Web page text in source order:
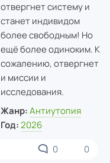
отвергнет систему и
станет индивидом
более свободным! Но
ещё более одиноким. К
сожалению, отвергнет
и миссии и
исследования.
Жанр: Антиутопия
Год: 2026
0 0